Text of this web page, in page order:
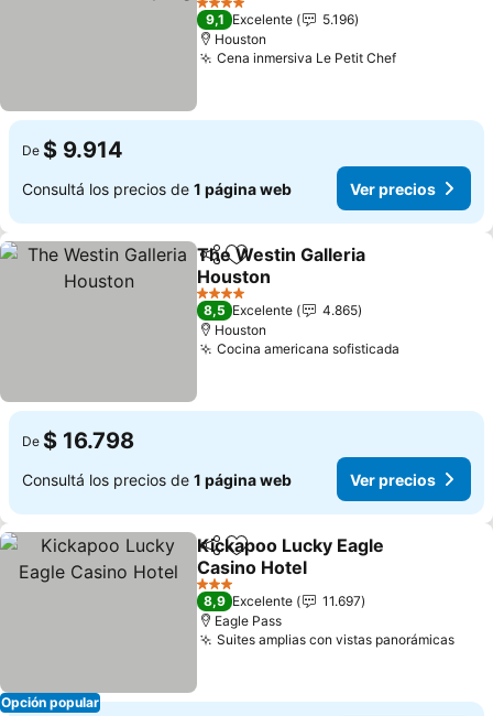
4 Estrellas
9,1 Excelente
5.196
Houston
Cena inmersiva Le Petit Chef
De $ 9.914
Consultá los precios de 1 página web Ver precios
Compartir
Añadir a favoritos
The Westin Galleria
Houston
4 Estrellas
8,5 Excelente
4.865
Houston
Cocina americana sofisticada
De $ 16.798
Consultá los precios de 1 página web Ver precios
Opción popular
CompartirAñadir a favoritos
Kickapoo Lucky Eagle
Casino Hotel
3 Estrellas
8,9 Excelente
11.697
Eagle Pass
Suites amplias con vistas panorámicas